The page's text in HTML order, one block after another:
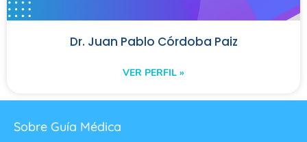
Dr. Juan Pablo Córdoba Paiz
VER PERFIL »
Sobre Guía Médica